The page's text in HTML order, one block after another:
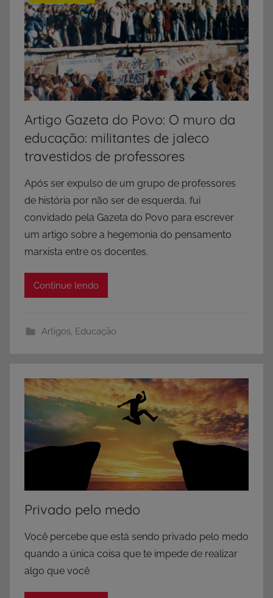
Artigo Gazeta do Povo: O muro da
educação: militantes de jaleco
travestidos de professores
Após ser expulso de um grupo de professores
de história por não ser de esquerda, fui
convidado pela Gazeta do Povo para escrever
um artigo sobre a hegemonia do pensamento
marxista entre os docentes.
Continue lendo
Artigos, Educação
Privado pelo medo
Você percebe que está sendo privado pelo medo
quando a única coisa que te impede de realizar
algo que você